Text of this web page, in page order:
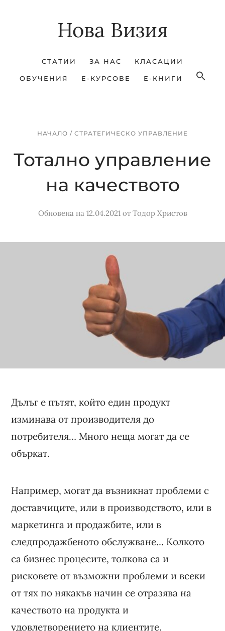
Нова Визия
СТАТИИ ЗА НАС КЛАСАЦИИ
ОБУЧЕНИЯ Е-КУРСОВЕ Е-КНИГИ
НАЧАЛО / СТРАТЕГИЧЕСКО УПРАВЛЕНИЕ
Тотално управление
на качеството
Обновена на 12.04.2021от Тодор Христов
Дълъг е пътят, който един продукт
изминава от производителя до
потребителя… Много неща могат да се
объркат.
Например, могат да възникнат проблеми с
доставчиците, или в производството, или в
маркетинга и продажбите, или в
следпродажбеното обслужване… Колкото
са бизнес процесите, толкова са и
рисковете от възможни проблеми и всеки
от тях по някакъв начин се отразява на
качеството на продукта и
удовлетворението на клиентите.